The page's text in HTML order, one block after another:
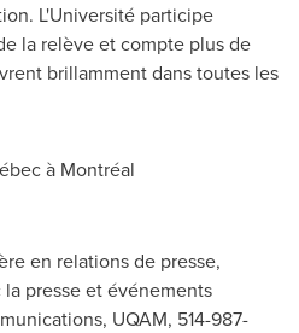
L'Université participe
la relève et compte plus de
brillamment dans toutes les
à Montréal
en relations de presse,
presse et événements
UQAM, 514-987-